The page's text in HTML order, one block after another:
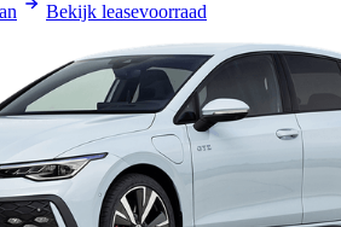
Bekijk leasevoorraad